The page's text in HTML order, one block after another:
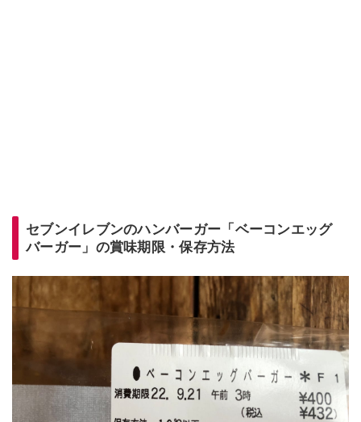
セブンイレブンのハンバーガー「ベーコンエッグ
バーガー」の賞味期限・保存方法